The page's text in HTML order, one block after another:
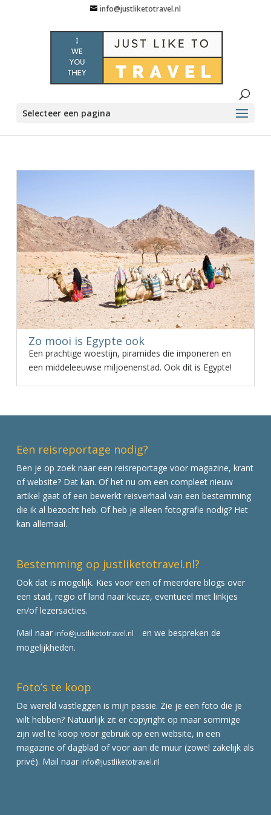
info@justliketotravel.nl
Selecteer een pagina
Zo mooi is Egypte ook
Een prachtige woestijn, piramides die imponeren en
een middeleeuwse miljoenenstad. Ook dit is Egypte!
Een reisreportage nodig?
Ben je op zoek naar een reisreportage voor magazine, krant
of website? Dat kan. Of het nu om een compleet nieuw
artikel gaat of een bewerkt reisverhaal van een bestemming
die ik al bezocht heb. Of heb je alleen fotografie nodig? Het
kan allemaal.
Bestemming op justliketotravel.nl?
Ook dat is mogelijk. Kies voor een of meerdere blogs over
een stad, regio of land naar keuze, eventueel met linkjes
en/of lezersacties.
Mail naar info@justliketotravel.nl
en we bespreken de
mogelijkheden.
Foto’s te koop
De wereld vastleggen is mijn passie. Zie je een foto die je
wilt hebben? Natuurlijk zit er copyright op maar sommige
zijn wel te koop voor gebruik op een website, in een
magazine of dagblad of voor aan de muur (zowel zakelijk als
privé). Mail naar info@justliketotravel.nl